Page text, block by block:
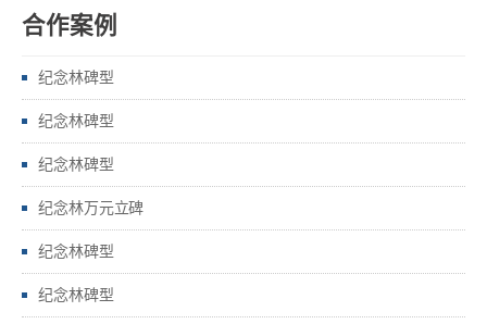
合作案例
纪念林碑型
纪念林碑型
纪念林碑型
纪念林万元立碑
纪念林碑型
纪念林碑型